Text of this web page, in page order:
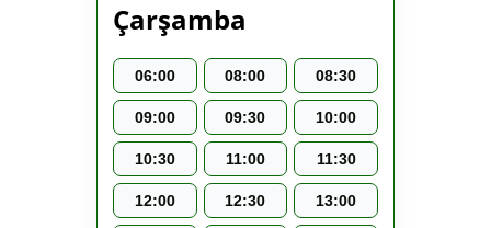
Çarşamba
06:00 08:00 08:30
09:00 09:30 10:00
10:30 11:00 11:30
12:00 12:30 13:00